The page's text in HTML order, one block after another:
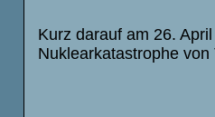
Kurz darauf am 26.
Nuklearkatastrophe von